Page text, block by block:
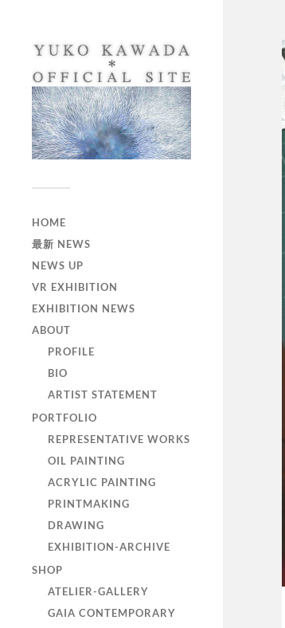
HOME
最新 NEWS
NEWS UP
VR EXHIBITION
EXHIBITION NEWS
ABOUT
PROFILE
BIO
ARTIST STATEMENT
PORTFOLIO
REPRESENTATIVE WORKS
OIL PAINTING
ACRYLIC PAINTING
PRINTMAKING
DRAWING
EXHIBITION-ARCHIVE
SHOP
ATELIER-GALLERY
GAIA CONTEMPORARY